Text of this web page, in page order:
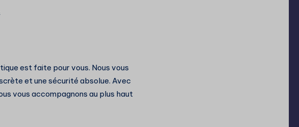
est faite pour vous. Nous vous
et une sécurité absolue. Avec
vous accompagnons au plus haut